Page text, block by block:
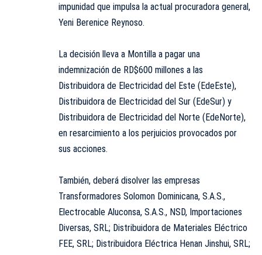
impunidad que impulsa la actual procuradora general,
Yeni Berenice Reynoso.
La decisión lleva a Montilla a pagar una
indemnización de RD$600 millones a las
Distribuidora de Electricidad del Este (EdeEste),
Distribuidora de Electricidad del Sur (EdeSur) y
Distribuidora de Electricidad del Norte (EdeNorte),
en resarcimiento a los perjuicios provocados por
sus acciones.
También, deberá disolver las empresas
Transformadores Solomon Dominicana, S.A.S.,
Electrocable Aluconsa, S.A.S., NSD, Importaciones
Diversas, SRL; Distribuidora de Materiales Eléctrico
FEE, SRL; Distribuidora Eléctrica Henan Jinshui, SRL;